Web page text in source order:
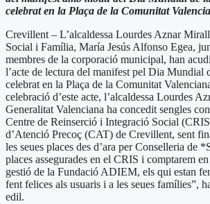
celebrat en la Plaça de la Comunitat
Crevillent – L’alcaldessa Lourdes Aznar
Social i Família, María Jesús Alfonso Egea,
membres de la corporació municipal, han
l’acte de lectura del manifest pel Dia Mundial
celebrat en la Plaça de la Comunitat
celebració d’este acte, l’alcaldessa Lourdes
Generalitat Valenciana ha concedit sengles
Centre de Reinserció i Integració Social
d’Atenció Precoç (CAT) de Crevillent, sent
les seues places des d’ara per Conselleria de
places assegurades en el CRIS i comptarem
gestió de la Fundació ADIEM, els qui estan
fent felices als usuaris i a les seues famílies”,
edil.